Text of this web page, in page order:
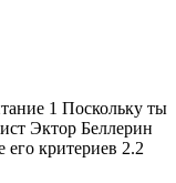
1 Поскольку ты
Эктор Беллерин
его критериев 2.2